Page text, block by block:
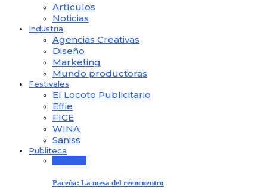
Artículos
Noticias
Industria
Agencias Creativas
Diseño
Marketing
Mundo productoras
Festivales
El Locoto Publicitario
Effie
FICE
WINA
Saniss
Publiteca
Paceña: La mesa del reencuentro